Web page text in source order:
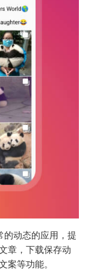
的动态的应用，提
章，下载保存动
案等功能。